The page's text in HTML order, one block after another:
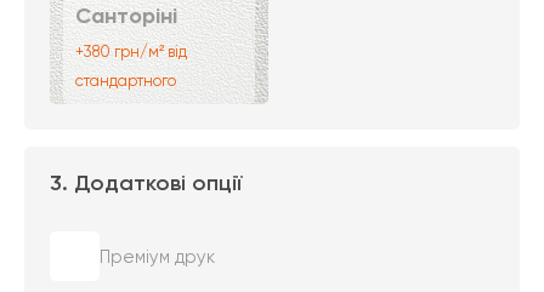
Санторіні
+380 грн/м² від
стандартного
3. Додаткові опції
Преміум друк